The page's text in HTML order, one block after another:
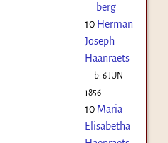
berg
10 Herman
Joseph
Haanraets
b:6 JUN
1856
10 Maria
Elisabetha